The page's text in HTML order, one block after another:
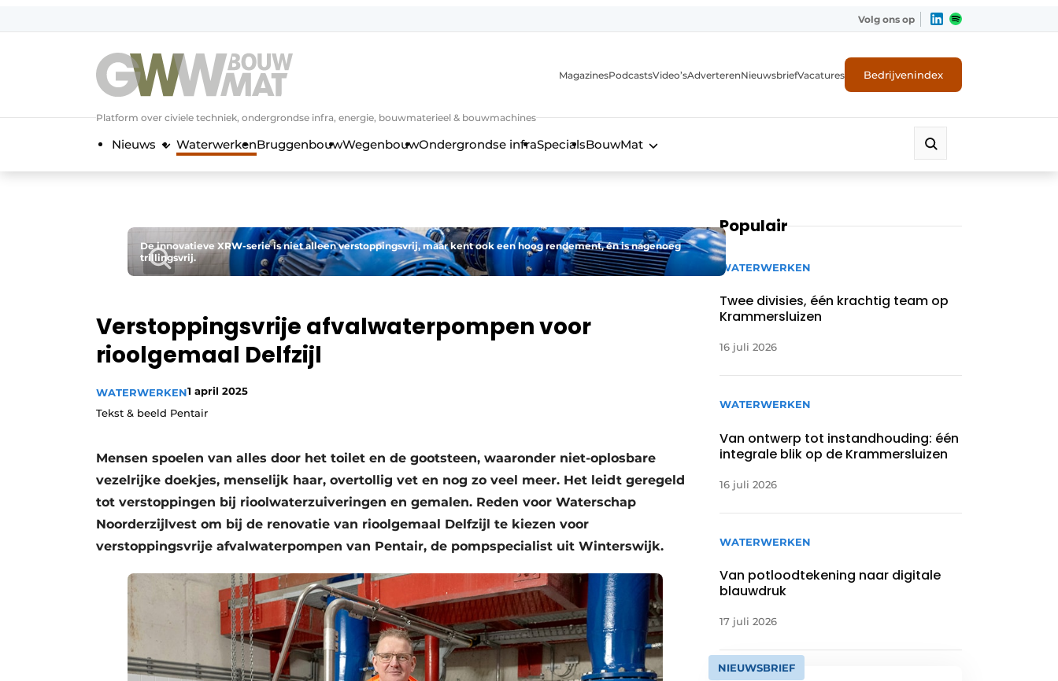
Volg ons op
Platform over civiele techniek, ondergrondse infra, energie, bouwmaterieel & bouwmachines
MagazinesPodcastsVideo’sAdverterenNieuwsbriefVacatures Bedrijvenindex
Nieuws WaterwerkenBruggenbouwWegenbouwOndergrondse infraSpecialsBouwMat
De innovatieve XRW-serie is niet alleen verstoppingsvrij, maar kent ook een hoog rendement, én is nagenoeg
trillingsvrij.
Verstoppingsvrije afvalwaterpompen voor
rioolgemaal Delfzijl
WATERWERKEN1 april 2025
Tekst & beeld Pentair
Mensen spoelen van alles door het toilet en de gootsteen, waaronder niet-oplosbare
vezelrijke doekjes, menselijk haar, overtollig vet en nog zo veel meer. Het leidt geregeld
tot verstoppingen bij rioolwaterzuiveringen en gemalen. Reden voor Waterschap
Noorderzijlvest om bij de renovatie van rioolgemaal Delfzijl te kiezen voor
verstoppingsvrije afvalwaterpompen van Pentair, de pompspecialist uit Winterswijk.
Populair
WATERWERKEN
Twee divisies, één krachtig team op
Krammersluizen
16 juli 2026
WATERWERKEN
Van ontwerp tot instandhouding: één
integrale blik op de Krammersluizen
16 juli 2026
WATERWERKEN
Van potloodtekening naar digitale
blauwdruk
17 juli 2026
NIEUWSBRIEF